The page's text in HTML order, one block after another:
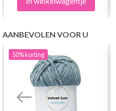
AANBEVOLEN VOOR U
50%korting